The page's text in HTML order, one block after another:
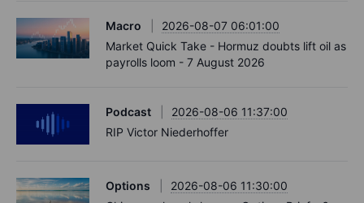
Macro
2026-08-07 06:01:00
Market Quick Take - Hormuz doubts lift oil as
payrolls loom - 7 August 2026
Podcast
2026-08-06 11:37:00
RIP Victor Niederhoffer
Options
2026-08-06 11:30:00